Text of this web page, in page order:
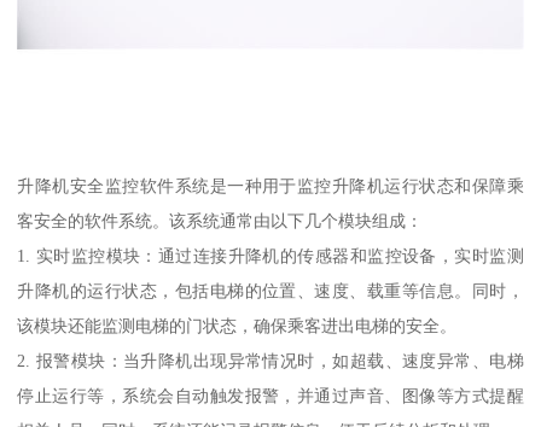
升降机安全监控软件系统是一种用于监控升降机运行状态和保障乘
客安全的软件系统。该系统通常由以下几个模块组成：
1. 实时监控模块：通过连接升降机的传感器和监控设备，实时监测
升降机的运行状态，包括电梯的位置、速度、载重等信息。同时，
该模块还能监测电梯的门状态，确保乘客进出电梯的安全。
2. 报警模块：当升降机出现异常情况时，如超载、速度异常、电梯
停止运行等，系统会自动触发报警，并通过声音、图像等方式提醒